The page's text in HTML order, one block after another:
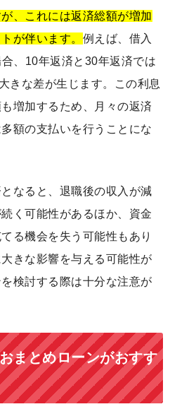
、これには返済総額が増加
が伴います。 例えば、借入
、10年返済と30年返済では
きな差が生じます。この利息
増加するため、月々の返済
額の支払いを行うことにな
なると、退職後の収入が減
く可能性があるほか、資金
る機会を失う可能性もあり
きな影響を与える可能性が
検討する際は十分な注意が
まとめローンがおすす